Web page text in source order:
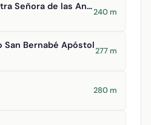
Iglesia de Nuestra Señora de las Angustias
240 m
San Bernabé Apóstol
277 m
280 m